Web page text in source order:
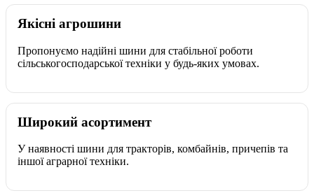
Якісні агрошини
Пропонуємо надійні шини для стабільної роботи
сільськогосподарської техніки у будь-яких умовах.
Широкий асортимент
У наявності шини для тракторів, комбайнів, причепів та
іншої аграрної техніки.